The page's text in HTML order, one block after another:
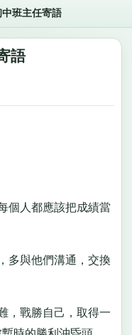
中班主任寄語
語
人都應該把成績當
與他們溝通，交換
戰勝自己，取得一